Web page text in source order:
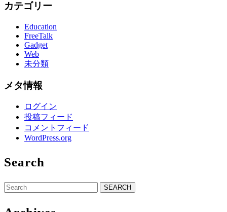
カテゴリー
Education
FreeTalk
Gadget
Web
未分類
メタ情報
ログイン
投稿フィード
コメントフィード
WordPress.org
Search
Search
for: